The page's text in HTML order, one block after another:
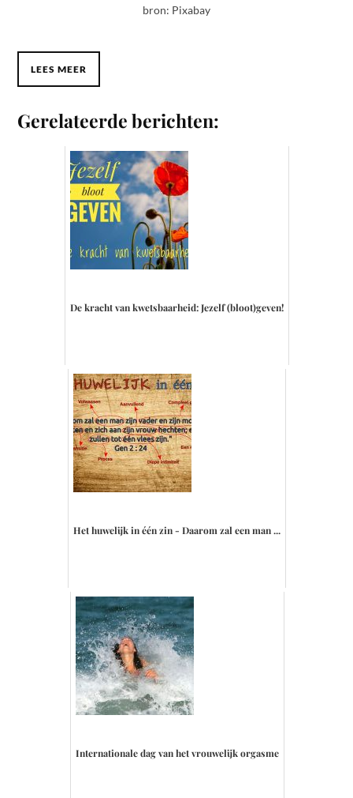
bron: Pixabay
LEES MEER
Gerelateerde berichten:
De kracht van kwetsbaarheid: Jezelf (bloot)geven!
Het huwelijk in één zin - Daarom zal een man ...
Internationale dag van het vrouwelijk orgasme